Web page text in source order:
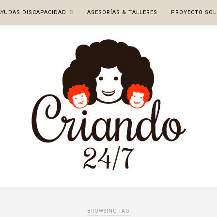
DISCAPACIDAD ASESORÍAS & TALLERES PROYECTO
BROWSING TAG